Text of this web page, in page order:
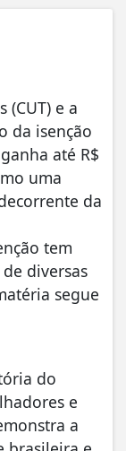
(CUT) e a
da isenção
até R$
uma
da
tem
diversas
segue
do
e
a